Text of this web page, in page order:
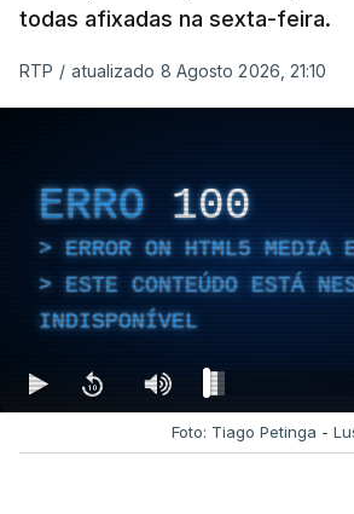
todas afixadas na sexta-feira.
RTP / atualizado 8 Agosto 2026, 21:10
ERRO 100
ERROR ON HTML5 MEDIA
ESTE CONTEÚDO ESTÁ
INDISPONÍVEL
Foto: Tiago Petinga -